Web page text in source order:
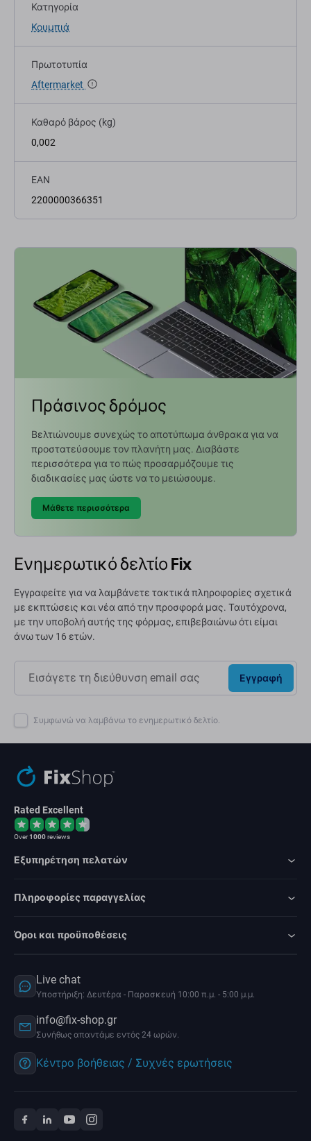
Κατηγορία
Κουμπιά
Πρωτοτυπία
Aftermarket
Καθαρό βάρος (kg)
0,002
EAN
2200000366351
Πράσινος δρόμος
Βελτιώνουμε συνεχώς το αποτύπωμα άνθρακα για να
προστατεύσουμε τον πλανήτη μας. Διαβάστε
περισσότερα για το πώς προσαρμόζουμε τις
διαδικασίες μας ώστε να το μειώσουμε.
Μάθετε περισσότερα
Ενημερωτικό δελτίο Fix
Εγγραφείτε για να λαμβάνετε τακτικά πληροφορίες σχετικά
με εκπτώσεις και νέα από την προσφορά μας. Ταυτόχρονα,
με την υποβολή αυτής της φόρμας, επιβεβαιώνω ότι είμαι
άνω των 16 ετών.
Εγγραφή
Συμφωνώ να λαμβάνω το ενημερωτικό δελτίο.
Rated Excellent
Over1000reviews
Εξυπηρέτηση πελατών
Πληροφορίες παραγγελίας
Όροι και προϋποθέσεις
Live chat
Υποστήριξη: Δευτέρα - Παρασκευή 10:00 π.μ. - 5:00 μ.μ.
info@fix-shop.gr
Συνήθως απαντάμε εντός 24 ωρών.
Κέντρο βοήθειας / Συχνές ερωτήσεις